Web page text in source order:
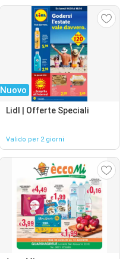
Nuovo
Lidl | Offerte Speciali
Valido per 2 giorni